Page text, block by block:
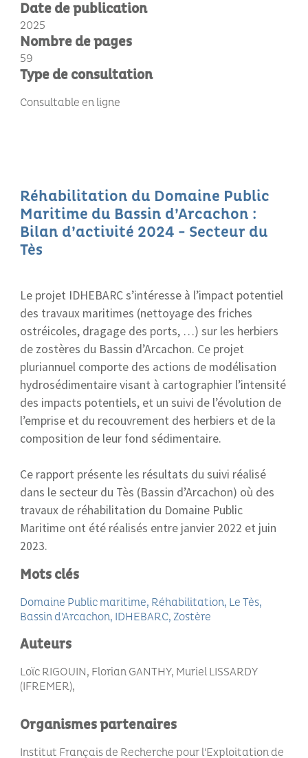
Date de publication
2025
Nombre de pages
59
Type de consultation
Consultable en ligne
Réhabilitation du Domaine Public
Maritime du Bassin d’Arcachon :
Bilan d’activité 2024 - Secteur du
Tès
Le projet IDHEBARC s’intéresse à l’impact potentiel
des travaux maritimes (nettoyage des friches
ostréicoles, dragage des ports, …) sur les herbiers
de zostères du Bassin d’Arcachon. Ce projet
pluriannuel comporte des actions de modélisation
hydrosédimentaire visant à cartographier l’intensité
des impacts potentiels, et un suivi de l’évolution de
l’emprise et du recouvrement des herbiers et de la
composition de leur fond sédimentaire.
Ce rapport présente les résultats du suivi réalisé
dans le secteur du Tès (Bassin d’Arcachon) où des
travaux de réhabilitation du Domaine Public
Maritime ont été réalisés entre janvier 2022 et juin
2023.
Mots clés
Domaine Public maritime Réhabilitation Le Tès
Bassin d'Arcachon IDHEBARC Zostère
Auteurs
Loïc RIGOUIN, Florian GANTHY, Muriel LISSARDY
(IFREMER)
Organismes partenaires
Institut Français de Recherche pour l'Exploitation de